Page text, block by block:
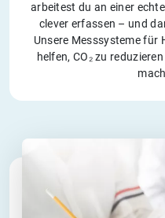
arbeitest du an einer
clever erfassen – und
Unsere Messsysteme für
helfen, CO₂ zu